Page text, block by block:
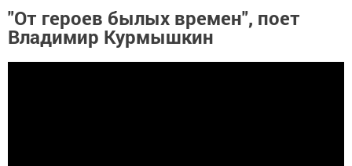
"От героев былых времен", поет
Владимир Курмышкин